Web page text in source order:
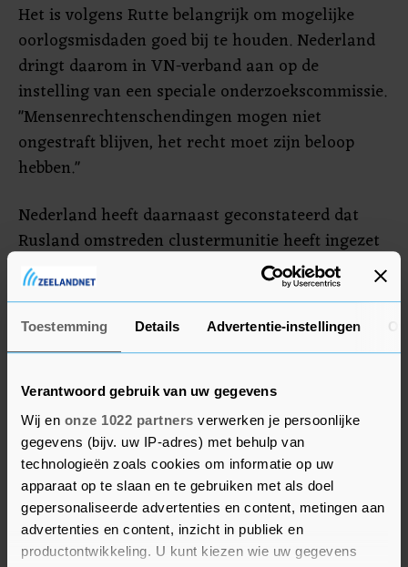
Toestemming Details Advertentie-instellingen
Verantwoord gebruik van uw gegevens
Wij en onze 1022 partners verwerken je persoonlijke
gegevens (bijv. uw IP-adres) met behulp van
technologieën zoals cookies om informatie op uw
apparaat op te slaan en te gebruiken met als doel
gepersonaliseerde advertenties en content, metingen aan
advertenties en content, inzicht in publiek en
productontwikkeling. U kunt kiezen wie uw gegevens
Het is volgens Rutte belangrijk om mogelijke
oorlogsmisdaden goed bij te houden. Nederland
dringt daarom in VN-verband aan op de
instelling van een speciale onderzoekscommissie.
"Mensenrechtenschendingen mogen niet
ongestraft blijven, het recht moet zijn beloop
hebben."
Nederland heeft daarnaast geconstateerd dat
Rusland omstreden clustermunitie heeft ingezet
in de strijd in Oekraïne. Het is volgens
defensieminister Kajsa Ollongren belangrijk om
te achterhalen "in welke context die
clustermunitie precies is ingezet om te weten of
ingaat".